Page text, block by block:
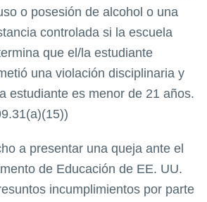
o posesión de alcohol o una
controlada si la escuela
que el/la estudiante
una violación disciplinaria y
estudiante es menor de 21 años.
a presentar una queja ante el
de Educación de EE. UU.
incumplimientos por parte